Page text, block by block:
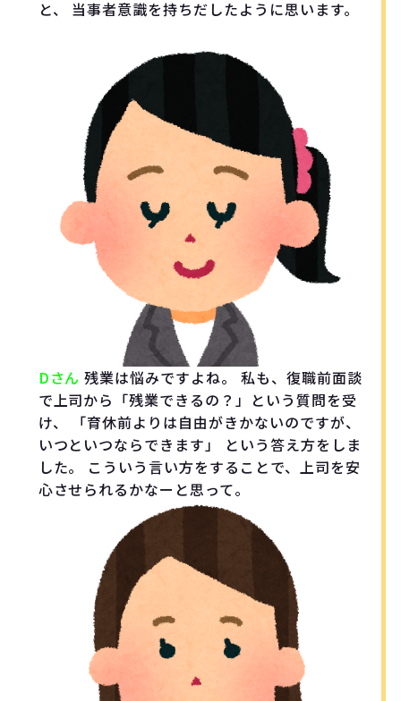
と、 当事者意識を持ちだしたように思います。
Dさん 残業は悩みですよね。 私も、復職前面談
で上司から「残業できるの？」という質問を受
け、 「育休前よりは自由がきかないのですが、
いつといつならできます」 という答え方をしま
した。 こういう言い方をすることで、上司を安
心させられるかなーと思って。